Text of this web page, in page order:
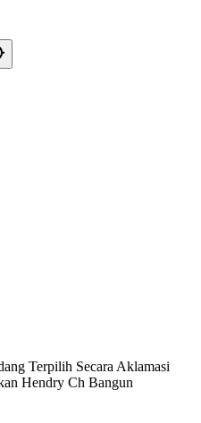
Terpilih Secara Aklamasi
Hendry Ch Bangun